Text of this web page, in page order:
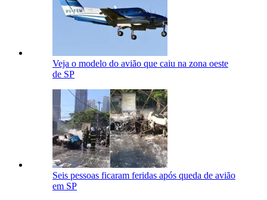
Veja o modelo do avião que caiu na zona oeste
de SP
Seis pessoas ficaram feridas após queda de avião
em SP